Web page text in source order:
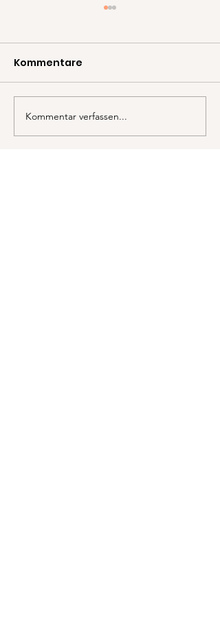
Kommentare
Kommentar verfassen...